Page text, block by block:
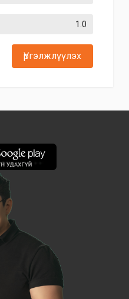
Үргэлжлүүлэх